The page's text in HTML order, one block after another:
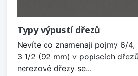
Typy výpustí dřezů
Nevíte co znamenají pojmy 6/4,
3 1/2 (92 mm) v popiscích
nerezové dřezy se...